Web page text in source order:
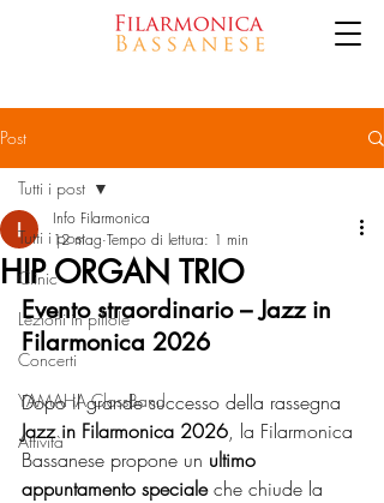
Post
Tutti i post
Clinic
Lezioni in pillole
Concerti
YAMAHA ClassBand
Attività
Tutti i post
HIP ORGAN TRIO
Info Filarmonica
12 mag Tempo di lettura: 1 min
Evento straordinario – Jazz in
Filarmonica 2026
Dopo il grande successo della rassegna
Jazz in Filarmonica 2026, la Filarmonica
Bassanese propone un ultimo
appuntamento speciale che chiude la